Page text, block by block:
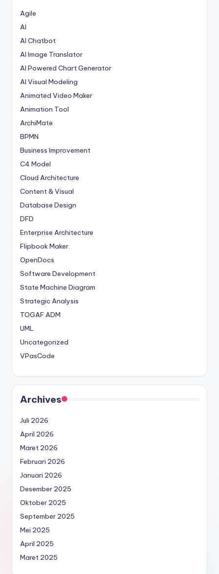
Agile
AI
AI Chatbot
AI Image Translator
AI Powered Chart Generator
AI Visual Modeling
Animated Video Maker
Animation Tool
ArchiMate
BPMN
Business Improvement
C4 Model
Cloud Architecture
Content & Visual
Database Design
DFD
Enterprise Architecture
Flipbook Maker
OpenDocs
Software Development
State Machine Diagram
Strategic Analysis
TOGAF ADM
UML
Uncategorized
VPasCode
Archives
Juli 2026
April 2026
Maret 2026
Februari 2026
Januari 2026
Desember 2025
Oktober 2025
September 2025
Mei 2025
April 2025
Maret 2025